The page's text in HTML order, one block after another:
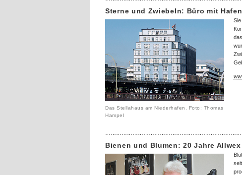
Sterne und Zwiebeln: Büro mit
Das Stellahaus am Niederhafen. Foto: Thomas
Hampel
Bienen und Blumen: 20 Jahre Allwex